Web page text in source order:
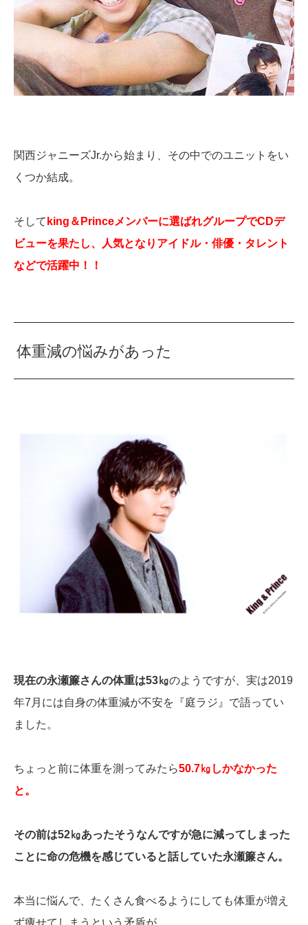
関西ジャニーズJr.から始まり、その中でのユニットをい
くつか結成。
そして king＆Princeメンバーに選ばれグループでCDデ
ビューを果たし、人気となりアイドル・俳優・タレント
などで活躍中！！
体重減の悩みがあった
現在の永瀬簾さんの体重は53㎏のようですが、実は2019
年7月には自身の体重減が不安を『庭ラジ』で語ってい
ました。
ちょっと前に体重を測ってみたら50.7㎏しかなかった
と。
その前は52㎏あったそうなんですが急に減ってしまった
ことに命の危機を感じていると話していた永瀬簾さん。
本当に悩んで、たくさん食べるようにしても体重が増え